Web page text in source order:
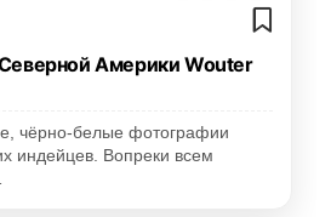
Америки Wouter
чёрно-белые фотографии
индейцев. Вопреки всем